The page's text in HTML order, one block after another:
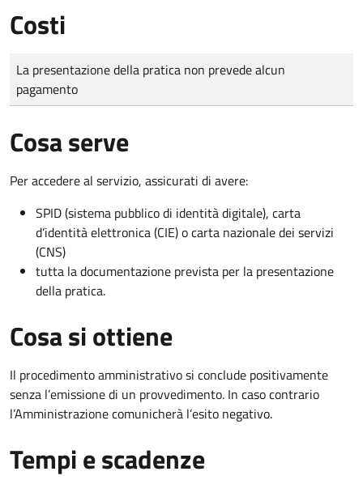
Costi
Tipo di pagamento
Importo
La presentazione della pratica non prevede alcun
pagamento
Cosa serve
Per accedere al servizio, assicurati di avere:
SPID (sistema pubblico di identità digitale), carta
d’identità elettronica (CIE) o carta nazionale dei servizi
(CNS)
tutta la documentazione prevista per la presentazione
della pratica.
Cosa si ottiene
Il procedimento amministrativo si conclude positivamente
senza l’emissione di un provvedimento. In caso contrario
l’Amministrazione comunicherà l’esito negativo.
Tempi e scadenze